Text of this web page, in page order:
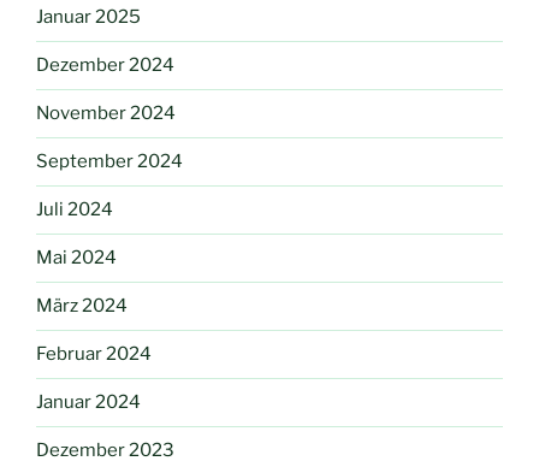
Januar 2025
Dezember 2024
November 2024
September 2024
Juli 2024
Mai 2024
März 2024
Februar 2024
Januar 2024
Dezember 2023